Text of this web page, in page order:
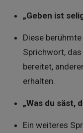
„Geben ist
Diese
Sprichwort,
bereitet,
erhalten.
„Was du säst,
Ein weiteres